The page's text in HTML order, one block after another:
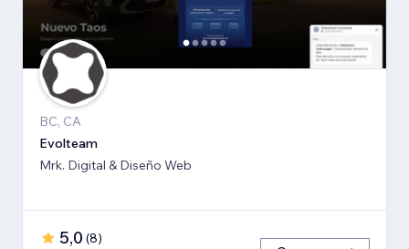
BC, CA
Evolteam
Mrk. Digital & Diseño Web
5,0 (8)